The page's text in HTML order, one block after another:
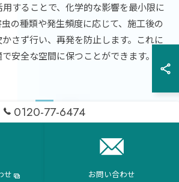
することで、化学的な影響を最小限に
の種類や発生頻度に応じて、施工後の
さず行い、再発を防止します。これに
安全な空間に保つことができます。
大阪府家庭用害虫
のリアルな声
0120-77-6474
せ お問い合わせ